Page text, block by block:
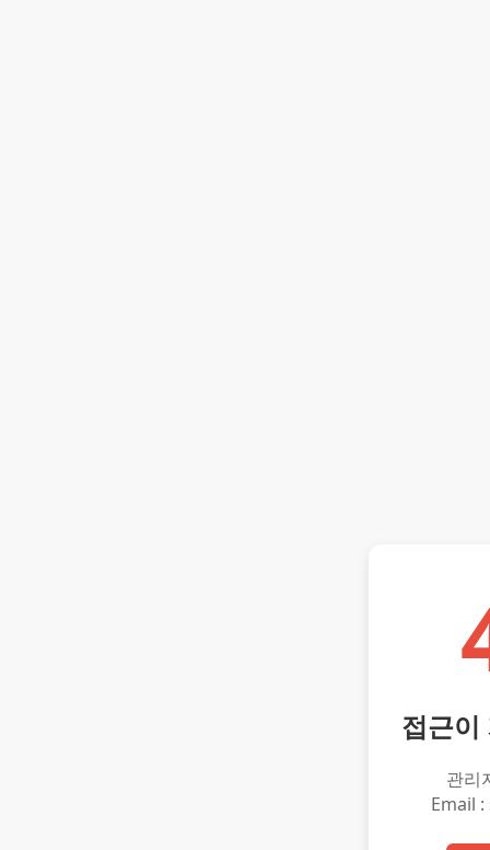
접근이
관리
Email